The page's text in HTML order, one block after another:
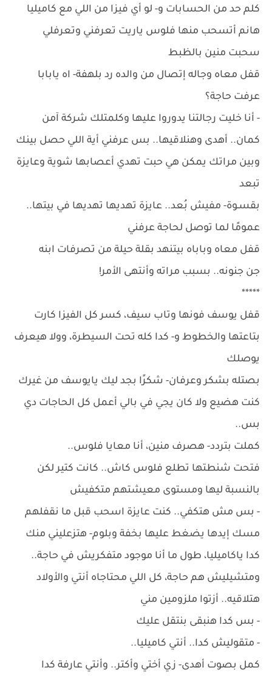
كلم حد من الحسابات و- لو أي فيزا من اللي مع كاميليا
هانم أتسحب منها فلوس ياريت تعرفني وتعرفلي
سحبت منين بالظبط
قفل معاه وجاله إتصال من والده رد بلهفة- اه يابابا
عرفت حاجة؟
- أنا خليت رجالتنا يدوروا عليها وكلمتلك شركة آمن
كمان.. أهدى وهنلاقيها.. بس عرفني أية اللي حصل بينك
وبين مراتك يمكن هي حبت تهدي أعصابها شوية وعايزة
تبعد
بقسـوة- مفيش بُعد.. عايزة تهديها تهديها في بيتها..
عمومًا لما توصل لحاجة عرفني
قفل معاه وباباه بيتنهد بقلة حيلة من تصرفات ابنه
جن جنونه.. بسبب مراته وأنتهى الأمر!
*****
قفل يوسف فونها وتاب سيف، كسر كل الفيزا كارت
بتاعتها والخطوط و- كدا كله تحت السيطرة، وولا هيعرف
يوصلك
بصتله بشكر وعرفان- شكرًا بجد ليك يايوسف من غيرك
كنت هضيع ولا كان يجي في بالي أعمل كل الحاجات دي
بس..
كملت بتردد- هصرف منين، أنا معايا فلوس..
فتحت شنطتها تطلع فلوس كاش.. كانت كتير لكن
بالنسبة ليها ومستوى معيشتهم متكفيش
- بس مش هتكفي.. كنت عايزة اسحب قبل ما نقفلهم
مسك إيدها يضغط عليها بخفة وبلوم- هتزعليني منك
كدا ياكاميليا، طول ما أنا موجود متفكريش في حاجة..
ومتشيليش هم حاجة، كل اللي محتاجاه أنتي والأولاد
هتلاقيه.. أزتوا ملزومين مني
- بس كدا هنبقى بنتقل عليك
- متقوليش كدا.. أنتي كاميليا..
كمل بصوت أهدى- زي أختي وأكتر.. وأنتي عارفة كدا